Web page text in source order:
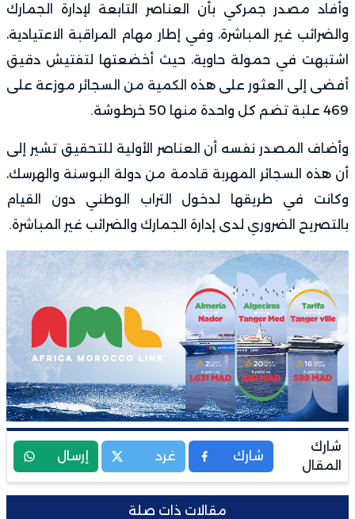
وأفاد مصدر جمركي بأن العناصر التابعة لإدارة الجمارك
والضرائب غير المباشرة، وفي إطار مهام المراقبة الاعتيادية،
اشتبهت في حمولة حاوية، حيث أخضعتها لتفتيش دقيق
أفضى إلى العثور على هذه الكمية من السجائر موزعة على
469 علبة تضم كل واحدة منها 50 خرطوشة.
وأضاف المصدر نفسه أن العناصر الأولية للتحقيق تشير إلى
أن هذه السجائر المهربة قادمة من دولة البوسنة والهرسك،
وكانت في طريقها لدخول التراب الوطني دون القيام
بالتصريح الضروري لدى إدارة الجمارك والضرائب غير المباشرة.
شارك
المقال
شارك غرد إرسال
مقالات ذات صلة